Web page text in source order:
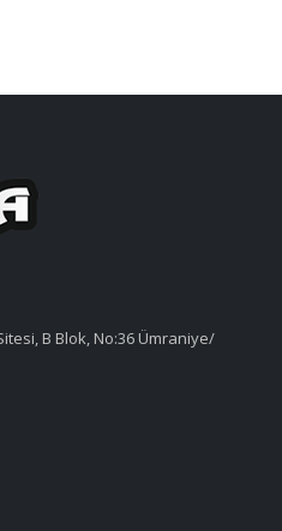
B Blok, No:36 Ümraniye/